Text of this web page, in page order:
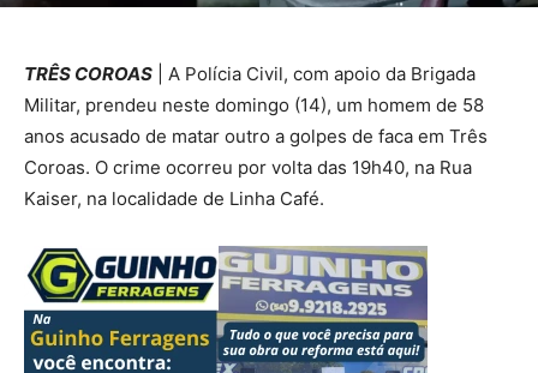
TRÊS COROAS | A Polícia Civil, com apoio da Brigada
Militar, prendeu neste domingo (14), um homem de 58
anos acusado de matar outro a golpes de faca em Três
Coroas. O crime ocorreu por volta das 19h40, na Rua
Kaiser, na localidade de Linha Café.